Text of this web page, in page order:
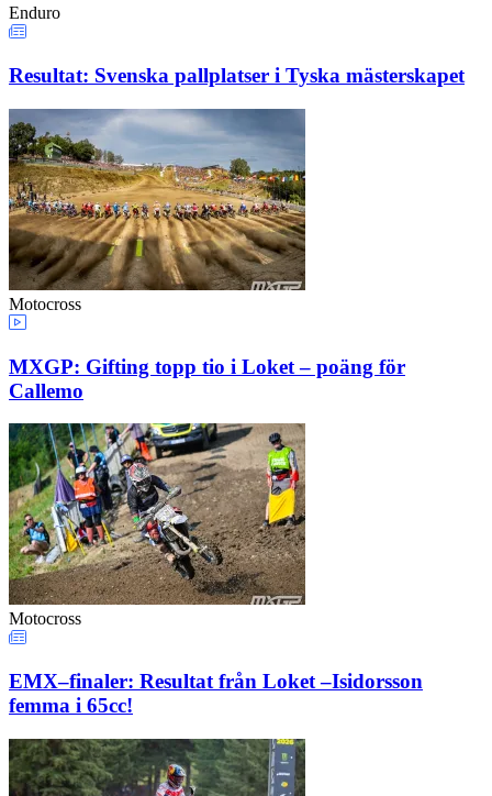
Enduro
Resultat: Svenska pallplatser i Tyska mästerskapet
Motocross
MXGP: Gifting topp tio i Loket – poäng för
Callemo
Motocross
EMX–finaler: Resultat från Loket –Isidorsson
femma i 65cc!